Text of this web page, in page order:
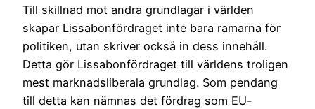
Till skillnad mot andra grundlagar i världen
skapar Lissabonfördraget inte bara ramarna för
politiken, utan skriver också in dess innehåll.
Detta gör Lissabonfördraget till världens troligen
mest marknadsliberala grundlag. Som pendang
till detta kan nämnas det fördrag som EU-